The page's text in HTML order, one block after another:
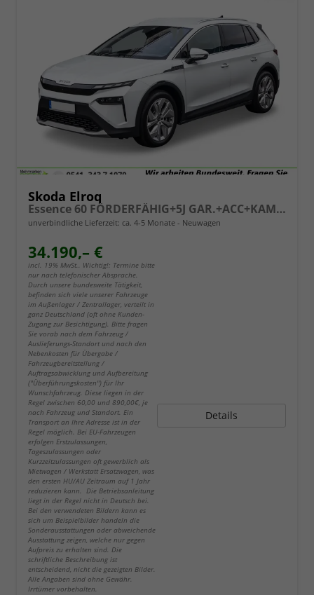
Skoda Elroq
Essence 60 FÖRDERFÄHIG+5J GAR.+ACC+KAMERA+19" ALU+SMARTLINK+KLIMA+LED
unverbindliche Lieferzeit: ca. 4-5 Monate Neuwagen
34.190,– €
incl. 19% MwSt.. Wichtig!: Termine bitte
nur nach telefonischer Absprache.
Durch unsere bundesweite Tätigkeit,
befinden sich viele unserer Fahrzeuge
im Außenlager / Zentrallager, verteilt in
ganz Deutschland (oft ohne Kunden-
Zugang zur Besichtigung). Bitte fragen
Sie vorab nach dem Fahrzeug /
Auslieferungs-Standort und nach den
Nebenkosten für Übergabe /
Fahrzeugbereitstellung /
Auftragsabwicklung und Aufbereitung
("Überführungskosten") für Ihr
Wunschfahrzeug. Diese liegen in der
Regel zwischen 60,00 und 890,00€, je
nach Fahrzeug und Standort. Ein
Transport an Ihre Adresse ist in der
Regel möglich. Bei EU-Fahrzeugen
erfolgen Erstzulassungen,
Tageszulassungen oder
Kurzzeitzulassungen oft gewerblich als
Mietwagen / Werkstatt Ersatzwagen, was
den ersten HU/AU Zeitraum auf 1 Jahr
reduzieren kann. Die Betriebsanleitung
liegt in der Regel nicht in Deutsch bei.
Bei den verwendeten Bildern kann es
sich um Beispielbilder handeln die
Sonderausstattungen oder abweichende
Ausstattung zeigen, welche nur gegen
Aufpreis zu erhalten sind. Die
schriftliche Beschreibung ist
entscheidend, nicht die gezeigten Bilder.
Alle Angaben sind ohne Gewähr.
Irrtümer vorbehalten.
Details